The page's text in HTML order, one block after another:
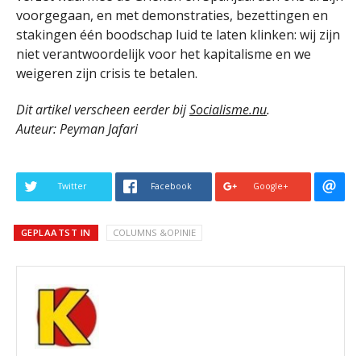
voorgegaan, en met demonstraties, bezettingen en
stakingen één boodschap luid te laten klinken: wij zijn
niet verantwoordelijk voor het kapitalisme en we
weigeren zijn crisis te betalen.
Dit artikel verscheen eerder bijSocialisme.nu.
Auteur: Peyman Jafari
Twitter Facebook Google+
GEPLAATST IN COLUMNS &OPINIE